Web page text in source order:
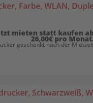
Farbe, WLAN,
mieten statt kaufen ab
26,00€ pro
geschenkt nach der
Schwarzweiß,